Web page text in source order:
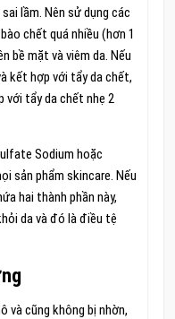
lầm. Nên sử dụng các
chết quá nhiều (hơn 1
bề mặt và viêm da. Nếu
kết hợp với tẩy da chết,
với tẩy da chết nhẹ 2
Sodium hoặc
sản phẩm skincare. Nếu
hai thành phần này,
da và đó là điều tệ
và cũng không bị nhờn,